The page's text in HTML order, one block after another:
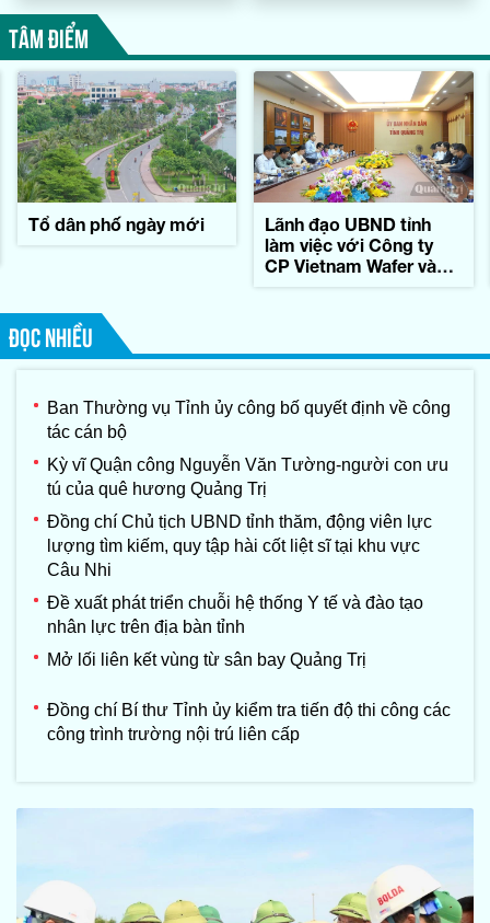
TÂM ĐIỂM
Tổ dân phố ngày mới
Lãnh đạo UBND tỉnh
làm việc với Công ty
CP Vietnam Wafer và
ĐỌC NHIỀU
Ban Thường vụ Tỉnh ủy công bố quyết định về công
tác cán bộ
Kỳ vĩ Quận công Nguyễn Văn Tường-người con ưu
tú của quê hương Quảng Trị
Đồng chí Chủ tịch UBND tỉnh thăm, động viên lực
lượng tìm kiếm, quy tập hài cốt liệt sĩ tại khu vực
Câu Nhi
Đề xuất phát triển chuỗi hệ thống Y tế và đào tạo
nhân lực trên địa bàn tỉnh
Mở lối liên kết vùng từ sân bay Quảng Trị
Đồng chí Bí thư Tỉnh ủy kiểm tra tiến độ thi công các
công trình trường nội trú liên cấp